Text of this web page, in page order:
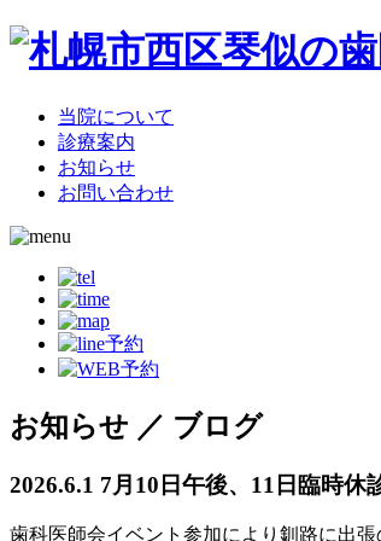
当院について
診療案内
お知らせ
お問い合わせ
お知らせ ／ ブログ
2026.6.1 7月10日午後、11日臨時休
歯科医師会イベント参加により釧路に出